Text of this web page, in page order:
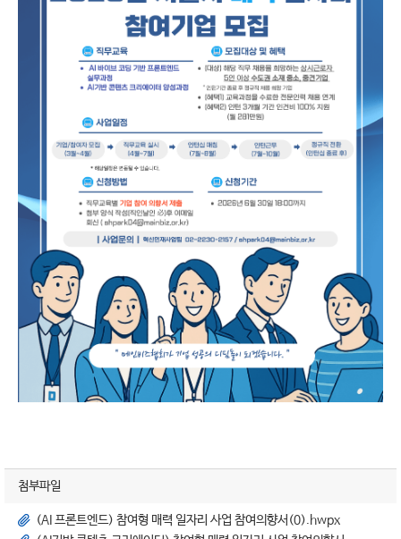
첨부파일
(AI 프론트엔드) 참여형 매력 일자리 사업 참여의향서(0).hwpx